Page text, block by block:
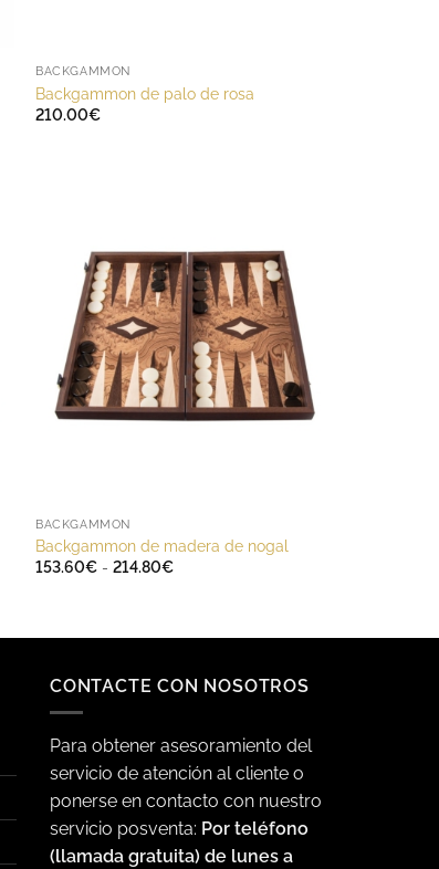
BACKGAMMON
Backgammon de palo de rosa
210.00€
BACKGAMMON
Backgammon de madera de nogal
153.60€ - 214.80€Rango
hasta
CONTACTE CON NOSOTROS
Para obtener asesoramiento del
servicio de atención al cliente o
ponerse en contacto con nuestro
servicio posventa: Por teléfono
(llamada gratuita) de lunes a